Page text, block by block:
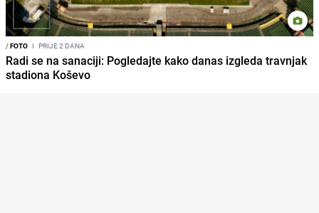
/FOTO I PRIJE 2 DANA
Radi se na sanaciji: Pogledajte kako danas izgleda travnjak
stadiona Koševo